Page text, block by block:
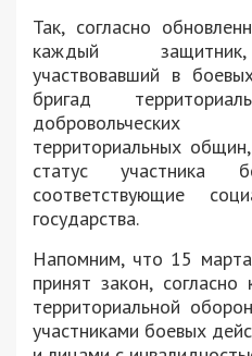
Так, согласно
каждый защитник,
участвовавший в
бригад
территориальных
статус участника
соответствующие
государства.
Напомним, что 15
принят закон,
территориальной
участниками боевых